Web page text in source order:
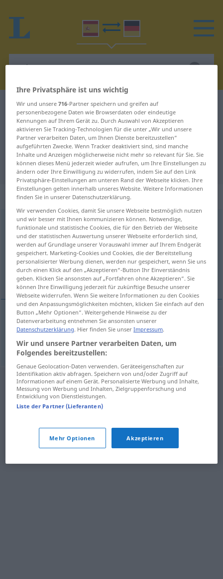
Spanisch-Deutsch Wörterbuch rebajarse
Spanisch-Deutsch Übersetzung für
"rebajarse"
"rebajarse" Deutsch Übersetzung
„rebajarse“: verbo reflexivo
rebajarse [rrɛβaˈxarse]v/r
Übersicht aller Übersetzungen
(Für mehr Details die Übersetzung anklicken/antippen)
sich demütigen, sich erniedrigen
sichdemütigen, sicherniedrigen rebajarse
Ihre Privatsphäre ist uns wichtig
Wir und unsere716-Partner speichern und greifen auf
personenbezogene Daten wie Browserdaten oder eindeutige
Kennungen auf Ihrem Gerät zu. Durch Auswahl von Akzeptieren
aktivieren Sie Tracking-Technologien für die unter „Wir und unsere
Partner verarbeiten Daten, um Ihnen Dienste bereitzustellen“
aufgeführten Zwecke. Wenn Tracker deaktiviert sind, sind manche
Inhalte und Anzeigen möglicherweise nicht mehr so relevant für Sie. Sie
können dieses Menü jederzeit wieder aufrufen, um Ihre Einstellungen zu
ändern oder Ihre Einwilligung zu widerrufen, indem Sie auf den Link
Privatsphäre-Einstellungen am unteren Rand der Webseite klicken. Ihre
Einstellungen gelten innerhalb unseres Website. Weitere Informationen
finden Sie in unserer Datenschutzerklärung.
Wir verwenden Cookies, damit Sie unsere Webseite bestmöglich nutzen
und wir besser mit Ihnen kommunizieren können. Notwendige,
funktionale und statistische Cookies, die für den Betrieb der Webseite
und der statistischen Auswertung unserer Webseite erforderlich sind,
werden auf Grundlage unserer Vorauswahl immer auf Ihrem Endgerät
gespeichert. Marketing-Cookies und Cookies, die der Bereitstellung
personalisierter Werbung dienen, werden nur gespeichert, wenn Sie uns
durch einen Klick auf den „Akzeptieren“-Button Ihr Einverständnis
geben. Klicken Sie ansonsten auf „Fortfahren ohne Akzeptieren“. Sie
können Ihre Einwilligung jederzeit für zukünftige Besuche unserer
Webseite widerrufen. Wenn Sie weitere Informationen zu den Cookies
und den Anpassungsmöglichkeiten möchten, klicken Sie einfach auf den
Button „Mehr Optionen“. Weitergehende Hinweise zu der
Datenverarbeitung entnehmen Sie ansonsten unserer
Datenschutzerklärung. Hier finden Sie unserImpressum.
Wir und unsere Partner verarbeiten Daten, um
Folgendes bereitzustellen:
Genaue Geolocation-Daten verwenden. Geräteeigenschaften zur
Identifikation aktiv abfragen. Speichern von und/oder Zugriff auf
Informationen auf einem Gerät. Personalisierte Werbung und Inhalte,
Messung von Werbung und Inhalten, Zielgruppenforschung und
Entwicklung von Dienstleistungen.
Liste der Partner (Lieferanten)
Mehr Optionen Akzeptieren